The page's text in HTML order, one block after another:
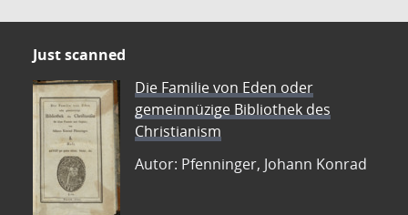
Just scanned
Die Familie von Eden oder
gemeinnüzige Bibliothek des
Christianism
Autor: Pfenninger, Johann Konrad